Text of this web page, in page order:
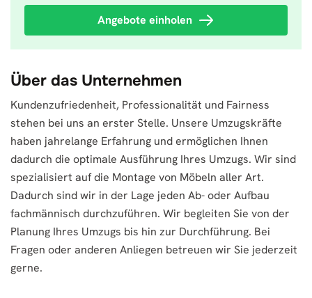
Angebote einholen
Über das Unternehmen
Kundenzufriedenheit, Professionalität und Fairness
stehen bei uns an erster Stelle. Unsere Umzugskräfte
haben jahrelange Erfahrung und ermöglichen Ihnen
dadurch die optimale Ausführung Ihres Umzugs. Wir sind
spezialisiert auf die Montage von Möbeln aller Art.
Dadurch sind wir in der Lage jeden Ab- oder Aufbau
fachmännisch durchzuführen. Wir begleiten Sie von der
Planung Ihres Umzugs bis hin zur Durchführung. Bei
Fragen oder anderen Anliegen betreuen wir Sie jederzeit
gerne.